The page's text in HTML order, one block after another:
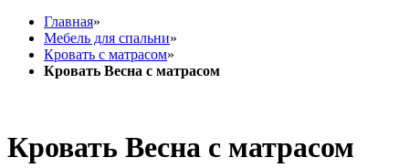
Главная»
Мебель для спальни»
Кровать с матрасом»
Кровать Весна с матрасом
Кровать Весна с матрасом